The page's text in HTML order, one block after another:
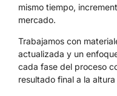
mismo tiempo,
mercado.
Trabajamos con
actualizada y un
cada fase del proceso
resultado final a la